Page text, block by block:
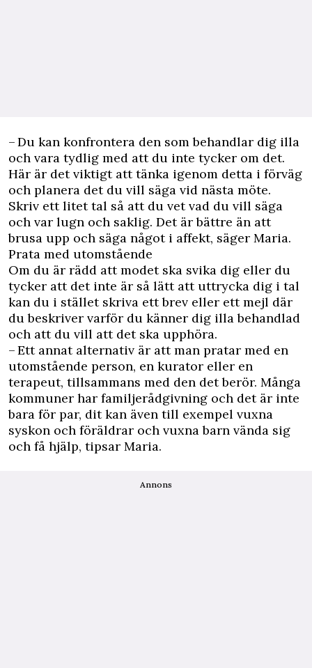
– Du kan konfrontera den som behandlar dig illa
och vara tydlig med att du inte tycker om det.
Här är det viktigt att tänka igenom detta i förväg
och planera det du vill säga vid nästa möte.
Skriv ett litet tal så att du vet vad du vill säga
och var lugn och saklig. Det är bättre än att
brusa upp och säga något i affekt, säger Maria.
Prata med utomstående
Om du är rädd att modet ska svika dig eller du
tycker att det inte är så lätt att uttrycka dig i tal
kan du i stället skriva ett brev eller ett mejl där
du beskriver varför du känner dig illa behandlad
och att du vill att det ska upphöra.
– Ett annat alternativ är att man pratar med en
utomstående person, en kurator eller en
terapeut, tillsammans med den det berör. Många
kommuner har familjerådgivning och det är inte
bara för par, dit kan även till exempel vuxna
syskon och föräldrar och vuxna barn vända sig
och få hjälp, tipsar Maria.
Annons